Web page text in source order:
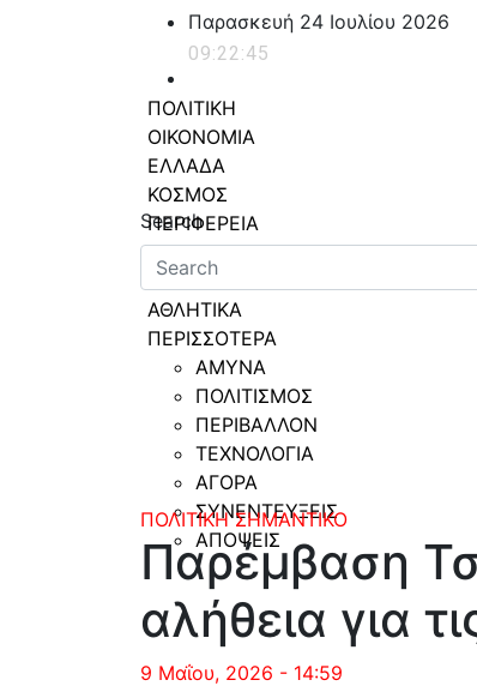
Παρασκευή 24 Ιουλίου 2026
09:22:46
powerplayer.gr
Search
ΠΟΛΙΤΙΚΗ
ΟΙΚΟΝΟΜΙΑ
ΕΛΛΑΔΑ
ΚΟΣΜΟΣ
ΠΕΡΙΦΕΡΕΙΑ
ΥΓΕΙΑ
LIFESTYLE
ΑΘΛΗΤΙΚΑ
ΠΕΡΙΣΣΟΤΕΡΑ
ΑΜΥΝΑ
ΠΟΛΙΤΙΣΜΟΣ
ΠΕΡΙΒΑΛΛΟΝ
ΤΕΧΝΟΛΟΓΙΑ
ΑΓΟΡΑ
ΣΥΝΕΝΤΕΥΞΕΙΣ
ΑΠΟΨΕΙΣ
ΠΟΛΙΤΙΚΗ ΣΗΜΑΝΤΙΚΟ
Παρέμβαση
αλήθεια για
9 Μαΐου, 2026 - 14:59